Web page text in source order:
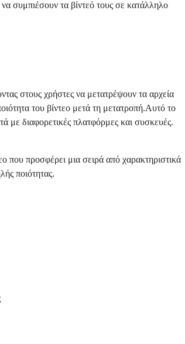
συμπιέσουν τα βίντεό τους σε κατάλληλο
στους χρήστες να μετατρέψουν τα αρχεία
του βίντεο μετά τη μετατροπή.Αυτό το
με διαφορετικές πλατφόρμες και συσκευές.
που προσφέρει μια σειρά από χαρακτηριστικά
ποιότητας.